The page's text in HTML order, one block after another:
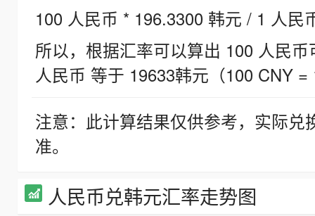
100 人民币 * 196.3300 韩元 / 1 人民
所以，根据汇率可以算出 100 人民
人民币 等于 19633韩元（100 CNY =
注意：此计算结果仅供参考，实际
准。
人民币兑韩元汇率走势图